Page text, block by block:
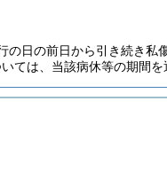
の日の前日から引き続き
ては、当該病休等の期間を